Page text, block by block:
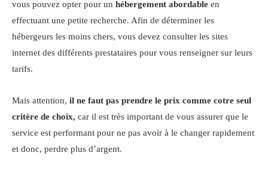
vous pouvez opter pour un hébergement abordable en
effectuant une petite recherche. Afin de déterminer les
hébergeurs les moins chers, vous devez consulter les sites
internet des différents prestataires pour vous renseigner sur leurs
tarifs.
Mais attention, il ne faut pas prendre le prix comme cotre seul
critère de choix, car il est très important de vous assurer que le
service est performant pour ne pas avoir à le changer rapidement
et donc, perdre plus d’argent.